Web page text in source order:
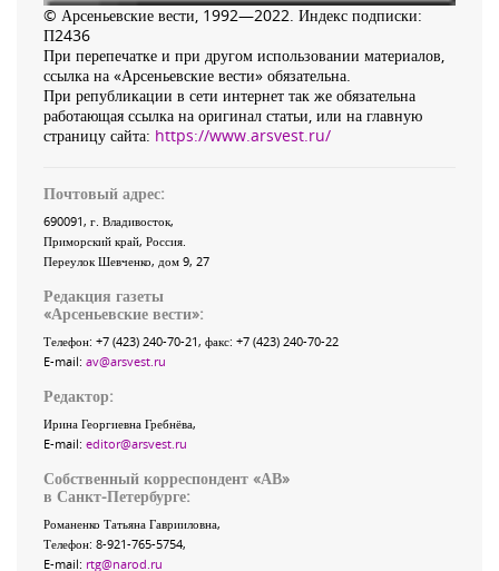
© Арсеньевские вести, 1992—2022. Индекс подписки:
П2436
При перепечатке и при другом использовании материалов,
ссылка на «Арсеньевские вести» обязательна.
При републикации в сети интернет так же обязательна
работающая ссылка на оригинал статьи, или на главную
страницу сайта: https://www.arsvest.ru/
Почтовый адрес:
690091, г. Владивосток,
Приморский край, Россия
Переулок Шевченко, дом 9, 27
Редакция газеты
«Арсеньевские вести»:
Телефон: +7 (423) 240-70-21, факс: +7 (423) 240-70-22
E-mail: av@arsvest.ru
Редактор:
Ирина Георгиевна Гребнёва,
E-mail: editor@arsvest.ru
Собственный корреспондент «АВ»
в Санкт-Петербурге:
Романенко Татьяна Гаврииловна,
Телефон: 8-921-765-5754,
E-mail: rtg@narod.ru